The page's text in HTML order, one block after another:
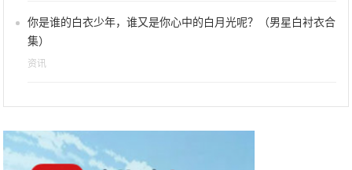
你是谁的白衣少年，谁又是你心中的白月光呢？（男星白衬衣合
集）
资讯